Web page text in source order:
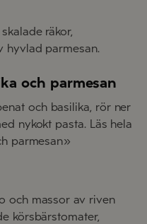
räkor,
hyvlad parmesan.
och parmesan
och basilika, rör ner
nykokt pasta. Läs hela
parmesan»
och massor av riven
körsbärstomater,